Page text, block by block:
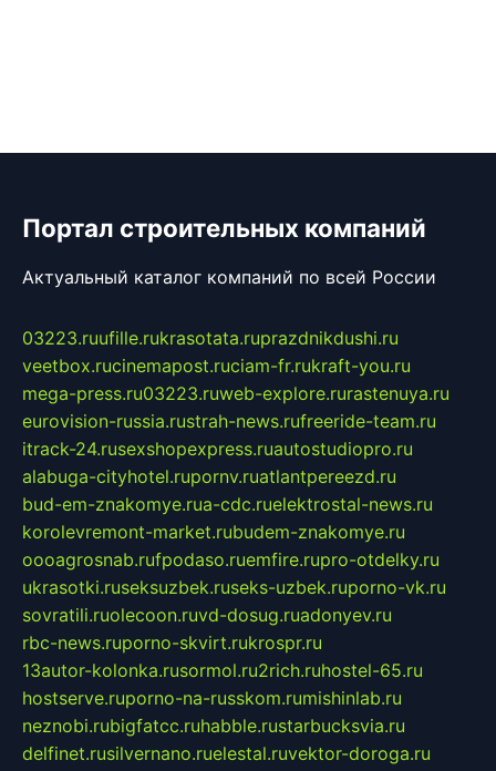
Портал строительных компаний
Актуальный каталог компаний по всей России
03223.ruufille.rukrasotata.ruprazdnikdushi.ru
veetbox.rucinemapost.ruciam-fr.rukraft-you.ru
mega-press.ru03223.ruweb-explore.rurastenuya.ru
eurovision-russia.rustrah-news.rufreeride-team.ru
itrack-24.rusexshopexpress.ruautostudiopro.ru
alabuga-cityhotel.rupornv.ruatlantpereezd.ru
bud-em-znakomye.rua-cdc.ruelektrostal-news.ru
korolevremont-market.rubudem-znakomye.ru
oooagrosnab.rufpodaso.ruemfire.rupro-otdelky.ru
ukrasotki.ruseksuzbek.ruseks-uzbek.ruporno-vk.ru
sovratili.ruolecoon.ruvd-dosug.ruadonyev.ru
rbc-news.ruporno-skvirt.rukrospr.ru
13autor-kolonka.rusormol.ru2rich.ruhostel-65.ru
hostserve.ruporno-na-russkom.rumishinlab.ru
neznobi.rubigfatcc.ruhabble.rustarbucksvia.ru
delfinet.rusilvernano.ruelestal.ruvektor-doroga.ru